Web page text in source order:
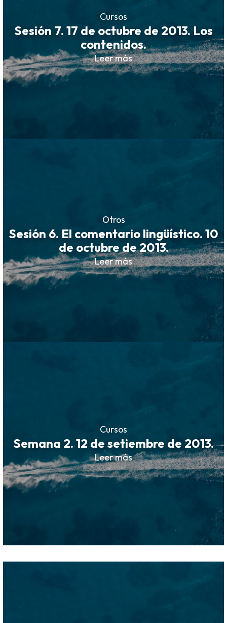
Cursos
Sesión 7. 17 de octubre de 2013. Los
contenidos.
Leer más
Otros
Sesión 6. El comentario lingüístico. 10
de octubre de 2013.
Leer más
Cursos
Semana 2. 12 de setiembre de 2013.
Leer más